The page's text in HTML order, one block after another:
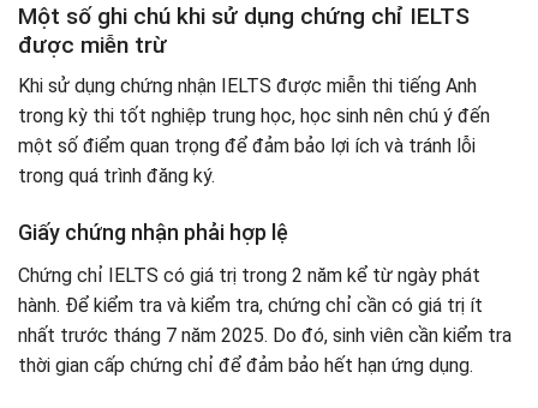
Một số ghi chú khi sử dụng chứng chỉ IELTS
được miễn trừ
Khi sử dụng chứng nhận IELTS được miễn thi tiếng Anh
trong kỳ thi tốt nghiệp trung học, học sinh nên chú ý đến
một số điểm quan trọng để đảm bảo lợi ích và tránh lỗi
trong quá trình đăng ký.
Giấy chứng nhận phải hợp lệ
Chứng chỉ IELTS có giá trị trong 2 năm kể từ ngày phát
hành. Để kiểm tra và kiểm tra, chứng chỉ cần có giá trị ít
nhất trước tháng 7 năm 2025. Do đó, sinh viên cần kiểm tra
thời gian cấp chứng chỉ để đảm bảo hết hạn ứng dụng.